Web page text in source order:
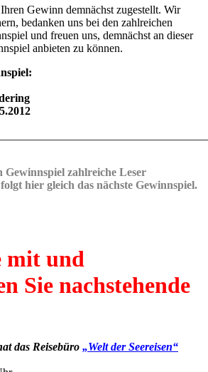
Gewinn demnächst zugestellt. Wir
bedanken uns bei den zahlreichen
und freuen uns, demnächst an dieser
anbieten zu können.
Gewinnspiel zahlreiche Leser
hier gleich das nächste Gewinnspiel.
mit und
Sie nachstehende
das Reisebüro „Welt der Seereisen“